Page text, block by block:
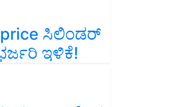
ಸಿಲಿಂಡರ್‌
ಇಳಿಕೆ!